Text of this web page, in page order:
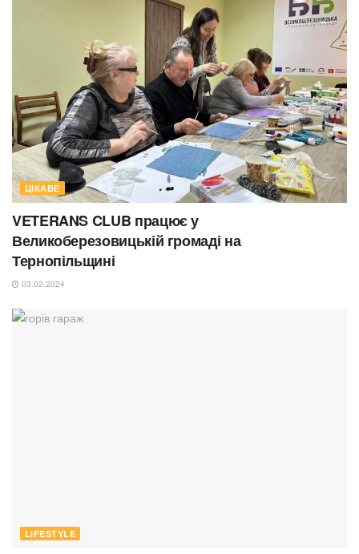
ЦІКАВЕ
VETERANS CLUB працює у
Великоберезовицькій громаді на
Тернопільщині
03.02.2024
LIFESTYLE